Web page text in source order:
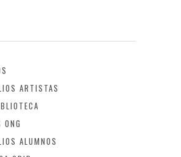
ARTISTAS
ONG
ALUMNOS